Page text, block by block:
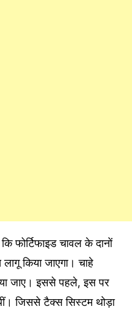
फोर्टिफाइड चावल के दानों
क‍िया जाएगा। चाहे
जाए। इससे पहले, इस पर
जिससे टैक्‍स स‍िस्‍टम थोड़ा